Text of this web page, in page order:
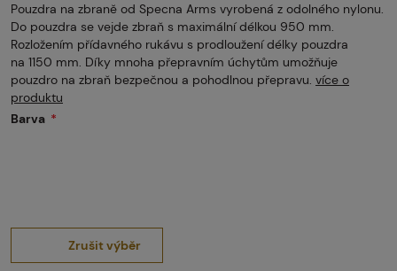
Díly pro značkovače / Hřiště Oblečení / Obuv
Pyrotechnika
Pouzdra na zbraně od Specna Arms vyrobená z odolného nylonu.
Do pouzdra se vejde zbraň s maximální délkou 950 mm.
Rozložením přídavného rukávu s prodloužení délky pouzdra
na 1150 mm. Díky mnoha přepravním úchytům umožňuje
pouzdro na zbraň bezpečnou a pohodlnou přepravu. více o
produktu
Barva
Zrušit výběr